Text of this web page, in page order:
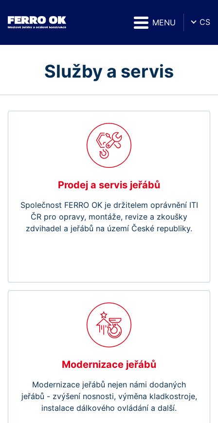
MENU CS
Služby a servis
Prodej a servis jeřábů
Společnost FERRO OK je držitelem oprávnění ITI
ČR pro opravy, montáže, revize a zkoušky
zdvihadel a jeřábů na území České republiky.
Modernizace jeřábů
Modernizace jeřábů nejen námi dodaných
jeřábů - zvýšení nosnosti, výměna kladkostroje,
instalace dálkového ovládání a další.